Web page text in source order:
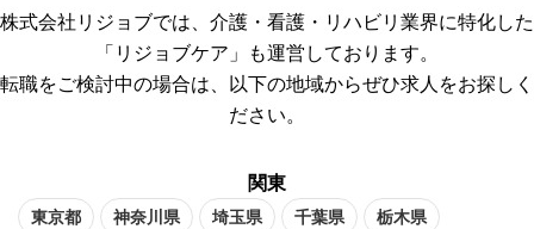
株式会社リジョブでは、介護・看護・リハビリ業界に特化した
「リジョブケア」も運営しております。
転職をご検討中の場合は、以下の地域からぜひ求人をお探しく
ださい。
関東
東京都 神奈川県 埼玉県 千葉県 栃木県